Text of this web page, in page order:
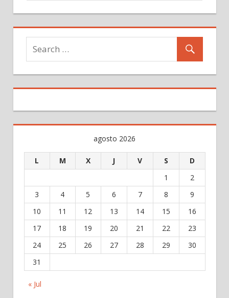
agosto 2026
L M X J V S D
« Jul
1
2
3
4 5 6 7 8
9
10
11 12 13 14 15
16
17
18 19 20 21 22
23
24
25 26 27 28 29
30
31